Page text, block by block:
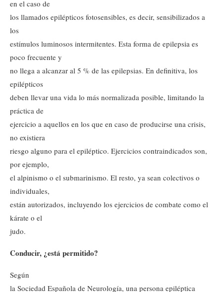
en el caso de
los llamados epilépticos fotosensibles, es decir, sensibilizados a
los
estímulos luminosos intermitentes. Esta forma de epilepsia es
poco frecuente y
no llega a alcanzar al 5 % de las epilepsias. En definitiva, los
epilépticos
deben llevar una vida lo más normalizada posible, limitando la
práctica de
ejercicio a aquellos en los que en caso de producirse una crisis,
no existiera
riesgo alguno para el epiléptico. Ejercicios contraindicados son,
por ejemplo,
el alpinismo o el submarinismo. El resto, ya sean colectivos o
individuales,
están autorizados, incluyendo los ejercicios de combate como el
kárate o el
judo.
Conducir, ¿está permitido?
Según
la Sociedad Española de Neurología, una persona epiléptica